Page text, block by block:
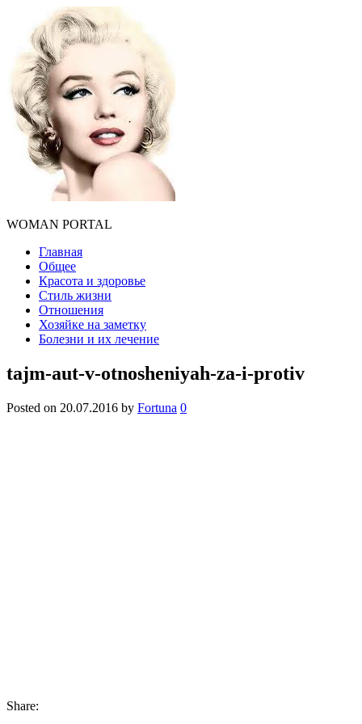
WOMAN PORTAL
Главная
Общее
Красота и здоровье
Стиль жизни
Отношения
Хозяйке на заметку
Болезни и их лечение
tajm-aut-v-otnosheniyah-za-i-protiv
Posted on 20.07.2016 by Fortuna 0
Share: